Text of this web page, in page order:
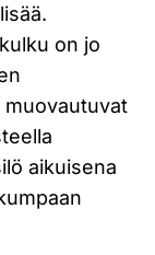
on jo
aikuisena